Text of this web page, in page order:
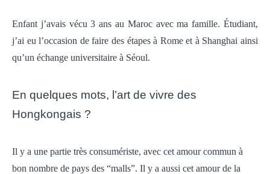
Enfant j’avais vécu 3 ans au Maroc avec ma famille. Étudiant,
j’ai eu l’occasion de faire des étapes à Rome et à Shanghai ainsi
qu’un échange universitaire à Séoul.
En quelques mots, l’art de vivre des
Hongkongais ?
Il y a une partie très consumériste, avec cet amour commun à
bon nombre de pays des “malls”. Il y a aussi cet amour de la